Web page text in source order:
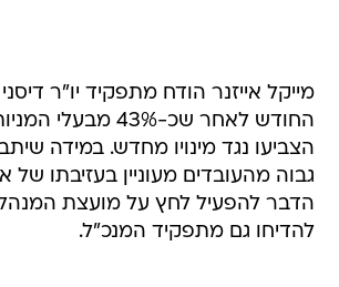
מייקל אייזנר הודח מתפקיד יו"ר
החודש לאחר שכ-43%
הצביעו נגד מינויו מחדש. במידה
גבוה מהעובדים מעוניין בעזיבתו של
הדבר להפעיל לחץ על מועצת
להדיחו גם מתפקיד המנכ"ל.